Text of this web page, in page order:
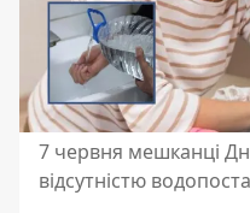
7 червня мешканці
відсутністю